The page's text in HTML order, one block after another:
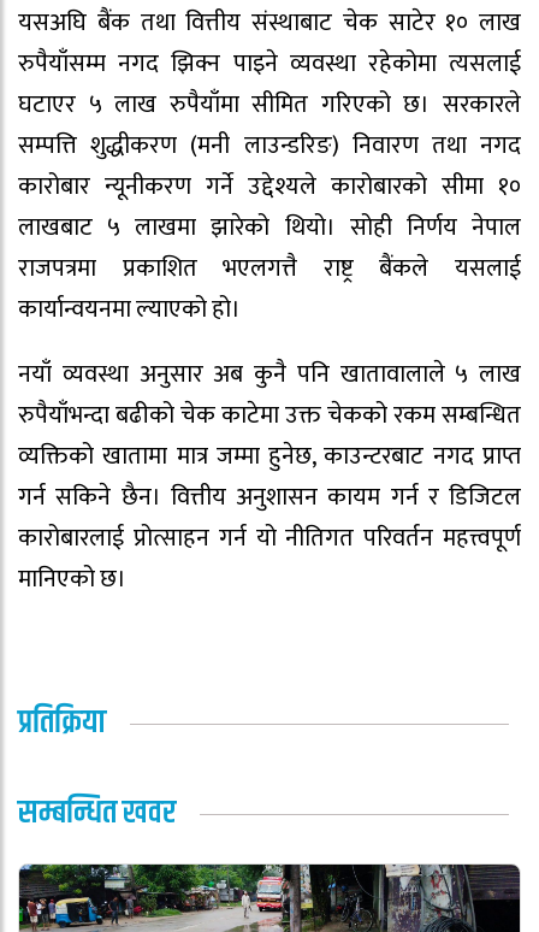
यसअघि बैंक तथा वित्तीय संस्थाबाट चेक साटेर १० लाख
रुपैयाँसम्म नगद झिक्न पाइने व्यवस्था रहेकोमा त्यसलाई
घटाएर ५ लाख रुपैयाँमा सीमित गरिएको छ। सरकारले
सम्पत्ति शुद्धीकरण (मनी लाउन्डरिङ) निवारण तथा नगद
कारोबार न्यूनीकरण गर्ने उद्देश्यले कारोबारको सीमा १०
लाखबाट ५ लाखमा झारेको थियो। सोही निर्णय नेपाल
राजपत्रमा प्रकाशित भएलगत्तै राष्ट्र बैंकले यसलाई
कार्यान्वयनमा ल्याएको हो।
नयाँ व्यवस्था अनुसार अब कुनै पनि खातावालाले ५ लाख
रुपैयाँभन्दा बढीको चेक काटेमा उक्त चेकको रकम सम्बन्धित
व्यक्तिको खातामा मात्र जम्मा हुनेछ, काउन्टरबाट नगद प्राप्त
गर्न सकिने छैन। वित्तीय अनुशासन कायम गर्न र डिजिटल
कारोबारलाई प्रोत्साहन गर्न यो नीतिगत परिवर्तन महत्त्वपूर्ण
मानिएको छ।
प्रतिक्रिया
सम्बन्धित खवर